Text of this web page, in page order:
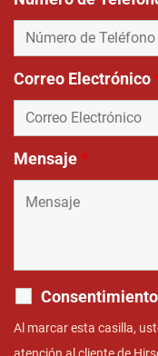
Correo Electrónico
Mensaje*
Al marcar esta casilla,